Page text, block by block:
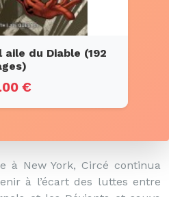
aile du Diable (192
€
à New York, Circé continua
à l’écart des luttes entre